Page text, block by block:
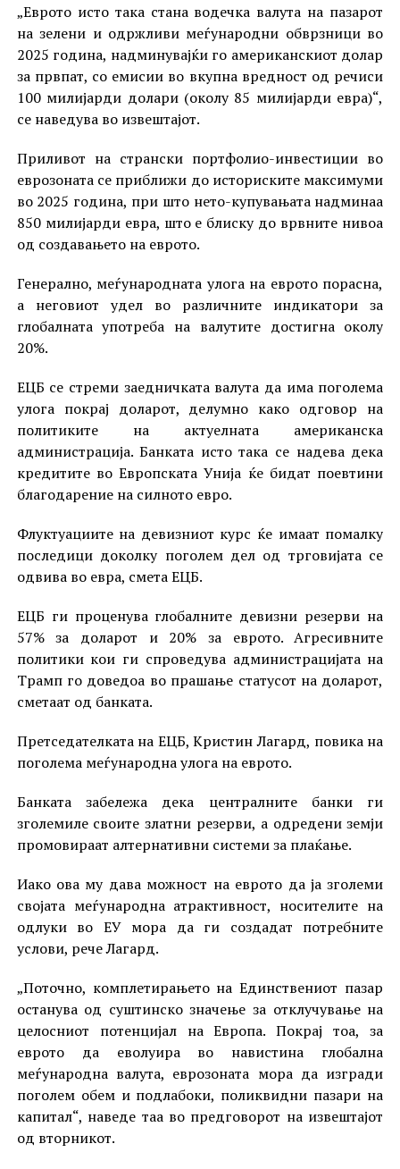
„Еврото исто така стана водечка валута на пазарот
на зелени и одржливи меѓународни обврзници во
2025 година, надминувајќи го американскиот долар
за првпат, со емисии во вкупна вредност од речиси
100 милијарди долари (околу 85 милијарди евра)“,
се наведува во извештајот.
Приливот на странски портфолио-инвестиции во
еврозоната се приближи до историските максимуми
во 2025 година, при што нето-купувањата надминаа
850 милијарди евра, што е блиску до врвните нивоа
од создавањето на еврото.
Генерално, меѓународната улога на еврото порасна,
а неговиот удел во различните индикатори за
глобалната употреба на валутите достигна околу
20%.
ЕЦБ се стреми заедничката валута да има поголема
улога покрај доларот, делумно како одговор на
политиките на актуелната американска
администрација. Банката исто така се надева дека
кредитите во Европската Унија ќе бидат поевтини
благодарение на силното евро.
Флуктуациите на девизниот курс ќе имаат помалку
последици доколку поголем дел од трговијата се
одвива во евра, смета ЕЦБ.
ЕЦБ ги проценува глобалните девизни резерви на
57% за доларот и 20% за еврото. Агресивните
политики кои ги спроведува администрацијата на
Трамп го доведоа во прашање статусот на доларот,
сметаат од банката.
Претседателката на ЕЦБ, Кристин Лагард, повика на
поголема меѓународна улога на еврото.
Банката забележа дека централните банки ги
зголемиле своите златни резерви, а одредени земји
промовираат алтернативни системи за плаќање.
Иако ова му дава можност на еврото да ја зголеми
својата меѓународна атрактивност, носителите на
одлуки во ЕУ мора да ги создадат потребните
услови, рече Лагард.
„Поточно, комплетирањето на Единствениот пазар
останува од суштинско значење за отклучување на
целосниот потенцијал на Европа. Покрај тоа, за
еврото да еволуира во навистина глобална
меѓународна валута, еврозоната мора да изгради
поголем обем и подлабоки, поликвидни пазари на
капитал“, наведе таа во предговорот на извештајот
од вторникот.